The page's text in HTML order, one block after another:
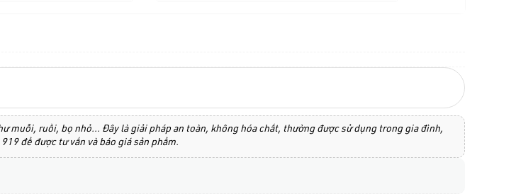
ruồi, bọ nhỏ… Đây là giải pháp an toàn, không hóa chất, thường được sử dụng trong gia đình,
để được tư vấn và báo giá sản phẩm.